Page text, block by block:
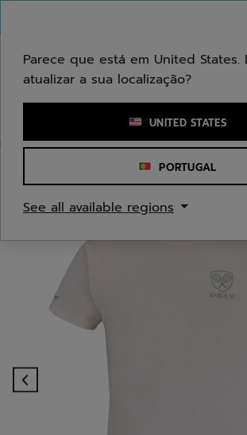
Introduzir uma palavra-chave ou um
Parece que está em United States.
atualizar a sua localização?
UNITED STATES
PORTUGAL
See all available regions